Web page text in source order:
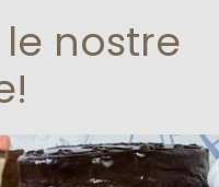
nostre